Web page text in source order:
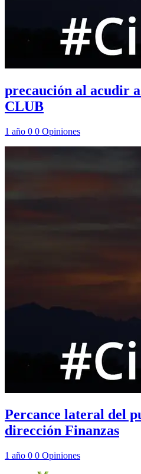
precaución al acudir
CLUB
1 año 0 0 Opiniones
Percance lateral del
dirección Finanzas
1 año 0 0 Opiniones